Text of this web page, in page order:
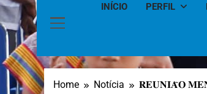
INÍCIO PERFIL
Home Notícia 𝐑𝐄𝐔𝐍𝐈𝐀̃𝐎